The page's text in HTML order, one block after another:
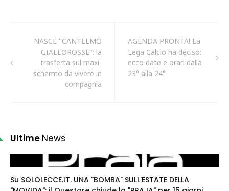
NASCE "CANTELMO
GIALLOROSSE": la
trasferta sul maxi-
schermo da vivere in
compagnia
AGENDA PRONTA! La
Lega Calcio ha deciso:
ecco date e orari dalla
23° alla 24°
Ultime News
Su SOLOLECCE.IT. UNA "BOMBA" SULL'ESTATE DELLA